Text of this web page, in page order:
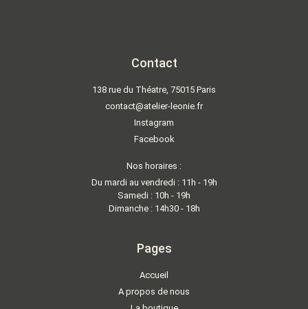
Contact
138 rue du Théatre, 75015 Paris
contact@atelier-leonie.fr
Instagram
Facebook
Nos horaires :
Du mardi au vendredi : 11h - 19h
Samedi : 10h - 19h
Dimanche : 14h30 - 18h
Pages
Accueil
A propos de nous